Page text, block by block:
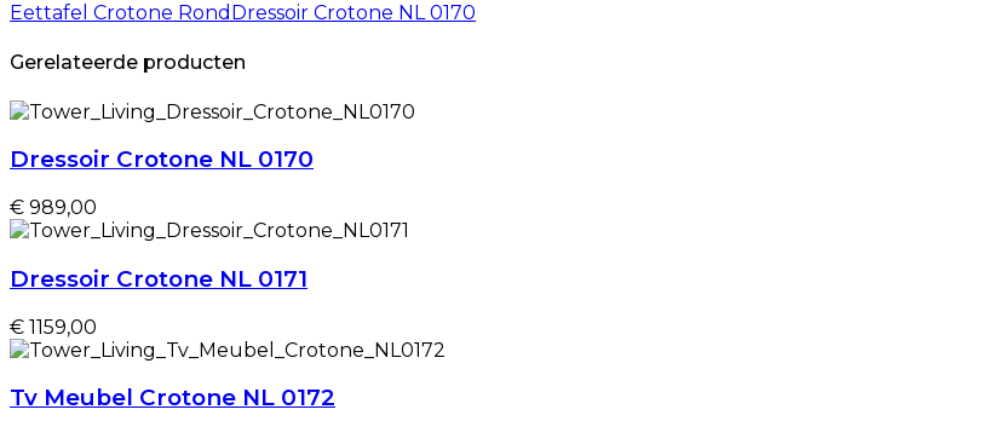
Eettafel Crotone Rond Dressoir Crotone NL 0170
Gerelateerde producten
Dressoir Crotone NL 0170
€ 989,00
Dressoir Crotone NL 0171
€ 1159,00
Tv Meubel Crotone NL 0172